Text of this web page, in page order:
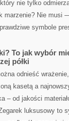
nie tylko
marzenie? Nie musi
symbole
To jak wybór
półki
odnieść
kasetą a
– od jakości
luksusowy to